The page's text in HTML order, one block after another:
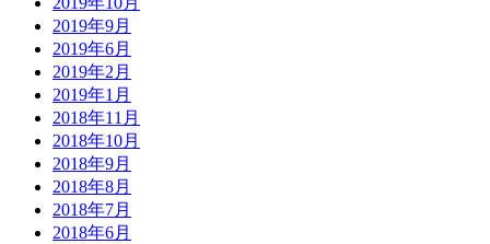
2019年9月
2019年6月
2019年2月
2019年1月
2018年11月
2018年10月
2018年9月
2018年8月
2018年7月
2018年6月